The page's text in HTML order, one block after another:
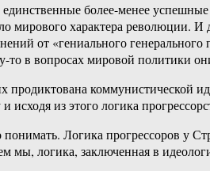
более-менее
мирового характера революции.
от «гениального генерального
то в вопросах мировой политики
продиктована коммунистической
исходя из этого логика
Логика прогрессоров у
мы, логика, заключенная в